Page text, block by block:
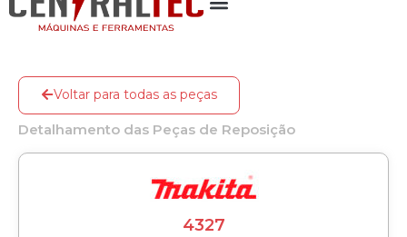
Voltar para todas as peças
Detalhamento das Peças de Reposição
4327